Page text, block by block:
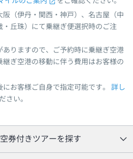
阪（伊丹・関西・神戸）、名古屋（中
丘珠）にて乗継ぎ便選択時のご注
ありますので、ご予約時に乗継ぎ空港
ぎ空港の移動に伴う費用はお客様の
お客様ご自身で指定可能です。
詳し
さい。
券付きツアーを探す